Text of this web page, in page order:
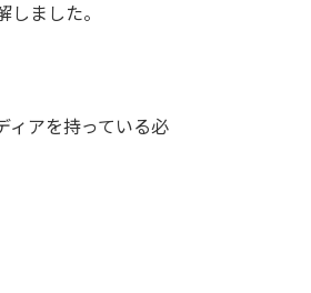
ました。
ィアを持っている必